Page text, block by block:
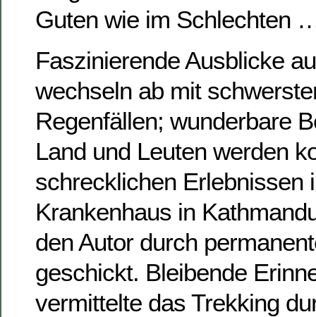
Guten wie im Schlechten
Faszinierende Ausblicke
wechseln ab mit
Regenfällen; wunderbare
Land und Leuten werden
schrecklichen Erlebnissen
Krankenhaus in
den Autor durch
geschickt. Bleibende
vermittelte das Trekking